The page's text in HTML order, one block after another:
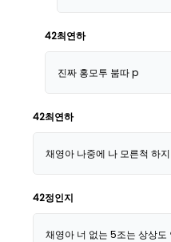
42최연하
진짜 홍모투 붐따 p
42최연하
채영아 나중에 나 모른척 하
42정인지
채영아 너 없는 5조는 상상도